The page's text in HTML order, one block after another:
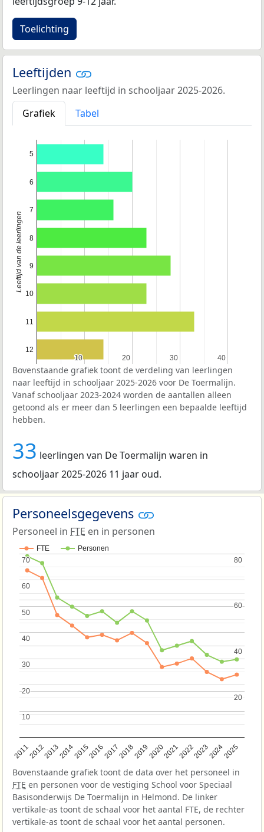
Toelichting
Leeftijden
Leerlingen naar leeftijd in schooljaar 2025-2026.
Grafiek
Tabel
10
10 20
20 30
30 40
40
5
6
7
8
9
10
11
12
Leeftijd van de leerlingen
Bovenstaande grafiek toont de verdeling van leerlingen
naar leeftijd in schooljaar 2025-2026 voor De Toermalijn.
Vanaf schooljaar 2023-2024 worden de aantallen alleen
getoond als er meer dan 5 leerlingen een bepaalde leeftijd
hebben.
33 leerlingen van De Toermalijn waren in
schooljaar 2025-2026 11 jaar oud.
Personeelsgegevens
Personeel in FTE en in personen
FTE Personen
201120122013201420152016201720182019202020212022202320242025
10
10
20
20
30
30
40
40
50
50
60
60
70
70
20
20
40
40
60
60
80
80
Bovenstaande grafiek toont de data over het personeel in
FTE en personen voor de vestiging School voor Speciaal
Basisonderwijs De Toermalijn in Helmond. De linker
vertikale-as toont de schaal voor het aantal FTE, de rechter
vertikale-as toont de schaal voor het aantal personen.